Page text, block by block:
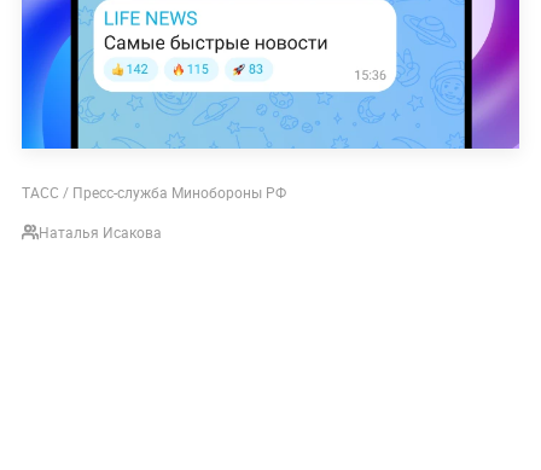
ТАСС / Пресс-служба Минобороны РФ
Наталья Исакова